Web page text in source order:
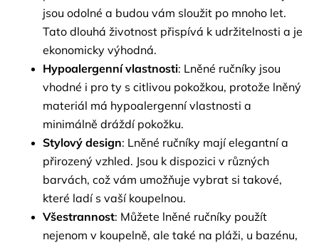
jsou odolné a budou vám sloužit po mnoho let.
Tato dlouhá životnost přispívá k udržitelnosti a je
ekonomicky výhodná.
Hypoalergenní vlastnosti: Lněné ručníky jsou
vhodné i pro ty s citlivou pokožkou, protože lněný
materiál má hypoalergenní vlastnosti a
minimálně dráždí pokožku.
Stylový design: Lněné ručníky mají elegantní a
přirozený vzhled. Jsou k dispozici v různých
barvách, což vám umožňuje vybrat si takové,
které ladí s vaší koupelnou.
Všestrannost: Můžete lněné ručníky použít
nejenom v koupelně, ale také na pláži, u bazénu,